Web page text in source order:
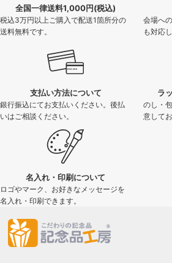
全国一律送料1,000円(税込)
税込3万円以上ご購入で配送1箇所分の
送料無料です。
会場へ
も対応
支払い方法について
銀行振込にてお支払いください。後払
いはご相談ください。
ラ
のし・
意して
名入れ・印刷について
ロゴやマーク、お好きなメッセージを
名入れ・印刷できます。